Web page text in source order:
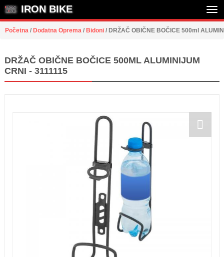
IRON BIKE
Početna / Dodatna Oprema / Bidoni / DRŽAČ OBIČNE BOČICE 500ml
DRŽAČ OBIČNE BOČICE 500ML ALUMINIJUM
CRNI - 3111115